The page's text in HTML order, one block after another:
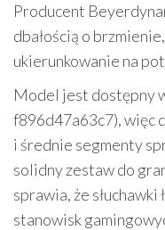
Producent
dbałością o
ukierunkowanie na
Model jest dostępny
f896d47a63c7), więc
i średnie segmenty
solidny zestaw do
sprawia, że
stanowisk